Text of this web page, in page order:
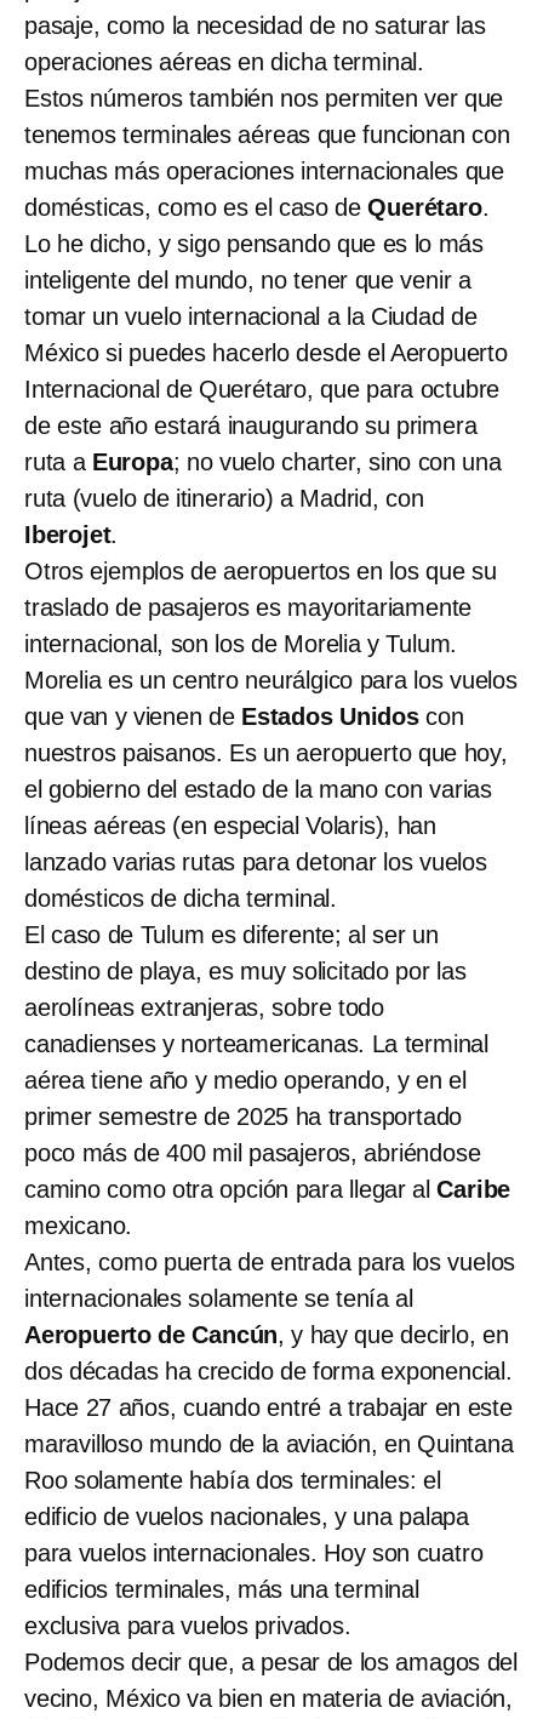
pasaje, como la necesidad de no saturar las
operaciones aéreas en dicha terminal.
Estos números también nos permiten ver que
tenemos terminales aéreas que funcionan con
muchas más operaciones internacionales que
domésticas, como es el caso deQuerétaro.
Lo he dicho, y sigo pensando que es lo más
inteligente del mundo, no tener que venir a
tomar un vuelo internacional a la Ciudad de
México si puedes hacerlo desde el Aeropuerto
Internacional de Querétaro, que para octubre
de este año estará inaugurando su primera
ruta a Europa; no vuelo charter, sino con una
ruta (vuelo de itinerario) a Madrid, con
Iberojet.
Otros ejemplos de aeropuertos en los que su
traslado de pasajeros es mayoritariamente
internacional, son los de Morelia y Tulum.
Morelia es un centro neurálgico para los vuelos
que van y vienen deEstados Unidoscon
nuestros paisanos. Es un aeropuerto que hoy,
el gobierno del estado de la mano con varias
líneas aéreas (en especial Volaris), han
lanzado varias rutas para detonar los vuelos
domésticos de dicha terminal.
El caso de Tulum es diferente; al ser un
destino de playa, es muy solicitado por las
aerolíneas extranjeras, sobre todo
canadienses y norteamericanas. La terminal
aérea tiene año y medio operando, y en el
primer semestre de 2025 ha transportado
poco más de 400 mil pasajeros, abriéndose
camino como otra opción para llegar alCaribe
mexicano.
Antes, como puerta de entrada para los vuelos
internacionales solamente se tenía al
Aeropuerto de Cancún, y hay que decirlo, en
dos décadas ha crecido de forma exponencial.
Hace 27 años, cuando entré a trabajar en este
maravilloso mundo de la aviación, en Quintana
Roo solamente había dos terminales: el
edificio de vuelos nacionales, y una palapa
para vuelos internacionales. Hoy son cuatro
edificios terminales, más una terminal
exclusiva para vuelos privados.
Podemos decir que, a pesar de los amagos del
vecino, México va bien en materia de aviación,